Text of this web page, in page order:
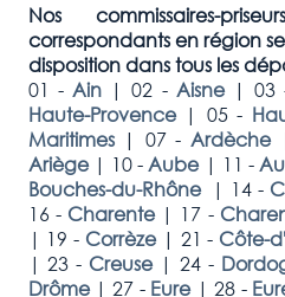
Nos commissaires-
correspondants en région
disposition dans tous les
01 - Ain| 02 - Aisne| 03
Haute-Provence | 05 -
Maritimes | 07 -Ardèche
Ariège | 10 -Aube | 11 -
Bouches-du-Rhône
| 14 -
16 - Charente | 17 -
| 19 - Corrèze | 21 - Côte-
|23 - Creuse |24 -
Drôme |27 - Eure |28 -